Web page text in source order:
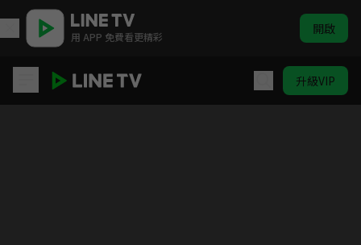
用 APP 免費看更精彩 開啟
升級VIP